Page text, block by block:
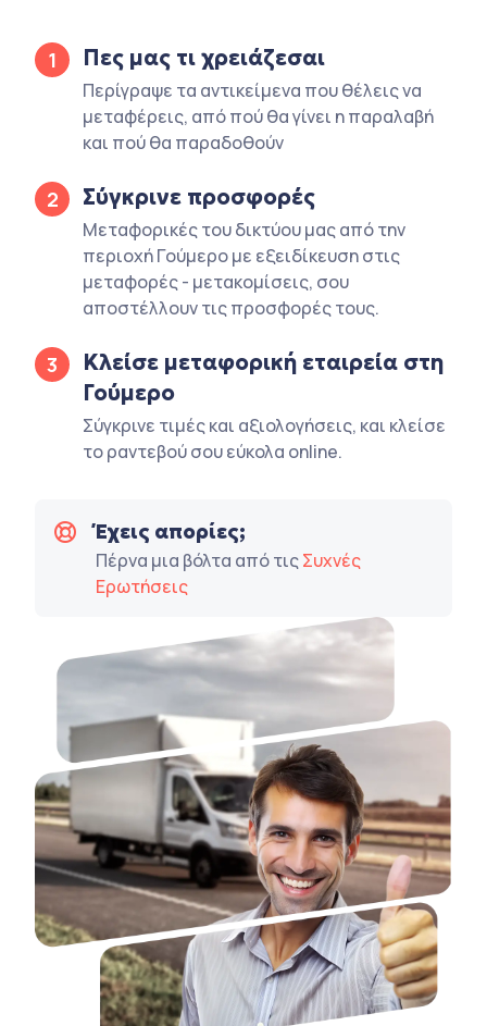
1 Πες μας τι χρειάζεσαι
Περίγραψε τα αντικείμενα που θέλεις να
μεταφέρεις, από πού θα γίνει η παραλαβή
και πού θα παραδοθούν
2 Σύγκρινε προσφορές
Μεταφορικές του δικτύου μας από την
περιοχή Γούμερο με εξειδίκευση στις
μεταφορές - μετακομίσεις, σου
αποστέλλουν τις προσφορές τους.
3
Κλείσε μεταφορική εταιρεία στη
Γούμερο
Σύγκρινε τιμές και αξιολογήσεις, και κλείσε
το ραντεβού σου εύκολα online.
Έχεις απορίες;
Πέρνα μια βόλτα από τιςΣυχνές
Ερωτήσεις